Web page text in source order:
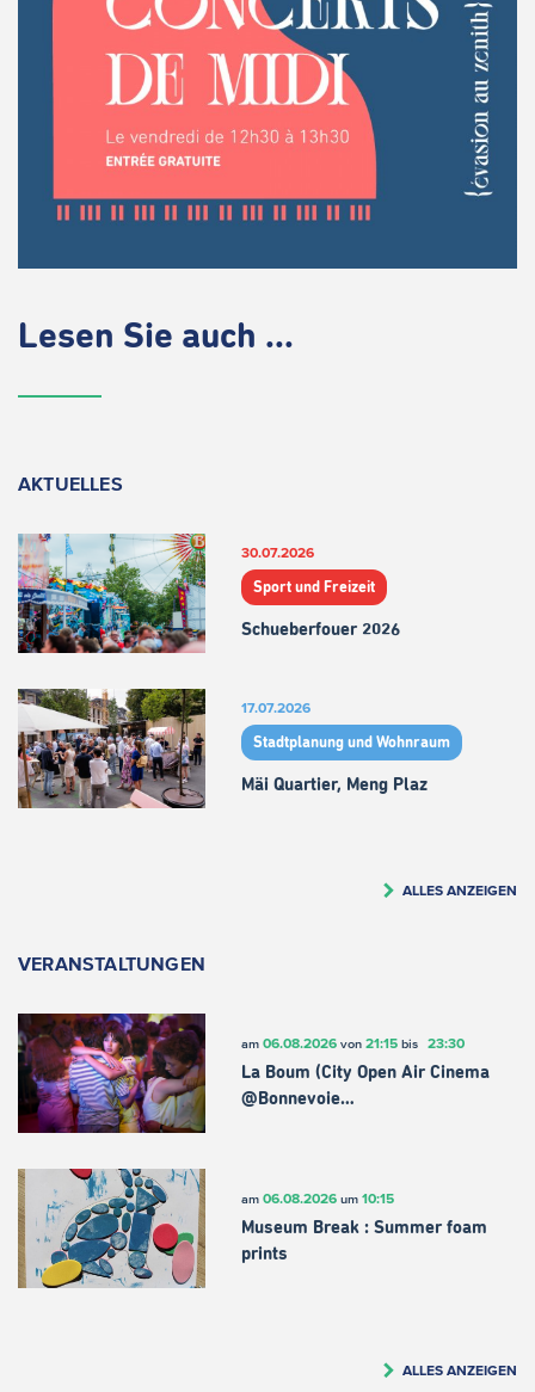
Lesen Sie auch ...
AKTUELLES
30.07.2026
Sport und Freizeit
Schueberfouer 2026
17.07.2026
Stadtplanung und Wohnraum
Mäi Quartier, Meng Plaz
ALLES ANZEIGEN
VERANSTALTUNGEN
am 06.08.2026von 21:15bis 23:30
La Boum (City Open Air Cinema
@Bonnevoie…
am 06.08.2026um 10:15
Museum Break : Summer foam
prints
ALLES ANZEIGEN